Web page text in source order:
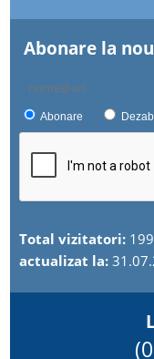
Abonare la
Abonare
Total vizitatori:
actualizat la: